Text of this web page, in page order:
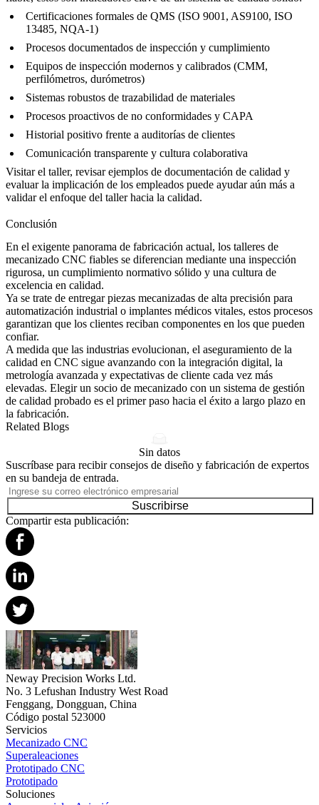
Certificaciones formales de QMS (ISO 9001, AS9100, ISO
13485, NQA-1)
Procesos documentados de inspección y cumplimiento
Equipos de inspección modernos y calibrados (CMM,
perfilómetros, durómetros)
Sistemas robustos de trazabilidad de materiales
Procesos proactivos de no conformidades y CAPA
Historial positivo frente a auditorías de clientes
Comunicación transparente y cultura colaborativa
Visitar el taller, revisar ejemplos de documentación de calidad y
evaluar la implicación de los empleados puede ayudar aún más a
validar el enfoque del taller hacia la calidad.
Conclusión
En el exigente panorama de fabricación actual, los talleres de
mecanizado CNC fiables se diferencian mediante una inspección
rigurosa, un cumplimiento normativo sólido y una cultura de
excelencia en calidad.
Ya se trate de entregarpiezas mecanizadas de alta precisión para
automatización industrial o implantes médicos vitales, estos procesos
garantizan que los clientes reciban componentes en los que pueden
confiar.
A medida que las industrias evolucionan, el aseguramiento de la
calidad en CNC sigue avanzando con la integración digital, la
metrología avanzada y expectativas de cliente cada vez más
elevadas. Elegir un socio de mecanizado con un sistema de gestión
de calidad probado es el primer paso hacia el éxito a largo plazo en
la fabricación.
Related Blogs
Sin datos
Suscríbase para recibir consejos de diseño y fabricación de expertos
en su bandeja de entrada.
Suscribirse
Compartir esta publicación:
Neway Precision Works Ltd.
No. 3 Lefushan Industry West Road
Fenggang, Dongguan, China
Código postal 523000
Servicios
Mecanizado CNC
Superaleaciones
Prototipado CNC
Prototipado
Soluciones